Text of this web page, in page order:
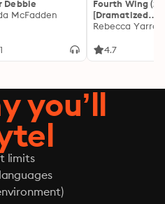
Debbie
McFadden
Fourth Wing (2
[Dramatized
Adaptation]:
Rebecca Yarros
4.7
you’ll
limits